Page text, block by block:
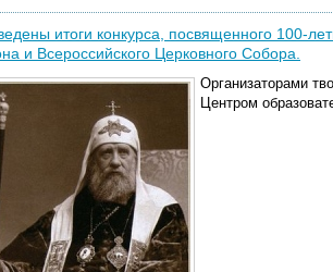
итоги конкурса, посвященного 100-
и Всероссийского Церковного Собора.
Организаторами
Центром